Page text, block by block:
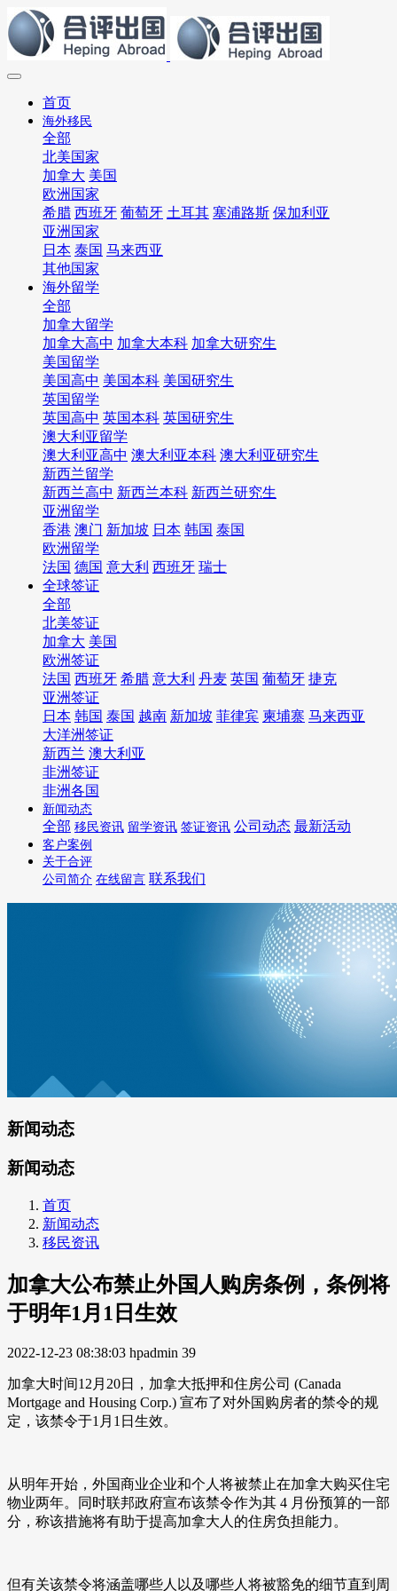
首页
海外移民
全部
北美国家
加拿大 美国
欧洲国家
希腊 西班牙 葡萄牙 土耳其 塞浦路斯 保加利亚
亚洲国家
日本 泰国 马来西亚
其他国家
海外留学
全部
加拿大留学
加拿大高中 加拿大本科 加拿大研究生
美国留学
美国高中 美国本科 美国研究生
英国留学
英国高中 英国本科 英国研究生
澳大利亚留学
澳大利亚高中 澳大利亚本科 澳大利亚研究生
新西兰留学
新西兰高中 新西兰本科 新西兰研究生
亚洲留学
香港 澳门 新加坡 日本 韩国 泰国
欧洲留学
法国 德国 意大利 西班牙 瑞士
全球签证
全部
北美签证
加拿大 美国
欧洲签证
法国 西班牙 希腊 意大利 丹麦 英国 葡萄牙 捷克
亚洲签证
日本 韩国 泰国 越南 新加坡 菲律宾 柬埔寨 马来西亚
大洋洲签证
新西兰 澳大利亚
非洲签证
非洲各国
新闻动态
全部 移民资讯 留学资讯 签证资讯 公司动态 最新活动
客户案例
关于合评
公司简介 在线留言 联系我们
新闻动态
新闻动态
首页
新闻动态
移民资讯
加拿大公布禁止外国人购房条例，条例将
于明年1月1日生效
2022-12-23 08:38:03 hpadmin 39
加拿大时间12月20日，加拿大抵押和住房公司 (Canada
Mortgage and Housing Corp.) 宣布了对外国购房者的禁令的规
定，该禁令于1月1日生效。
从明年开始，外国商业企业和个人将被禁止在加拿大购买住宅
物业两年。同时联邦政府宣布该禁令作为其 4 月份预算的一部
分，称该措施将有助于提高加拿大人的住房负担能力。
但有关该禁令将涵盖哪些人以及哪些人将被豁免的细节直到周